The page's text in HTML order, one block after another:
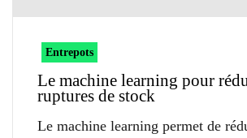
Entrepots
Le machine learning pour
ruptures de stock
Le machine learning permet de